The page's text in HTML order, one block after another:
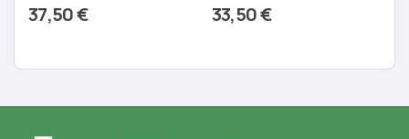
37,50€ 33,50€